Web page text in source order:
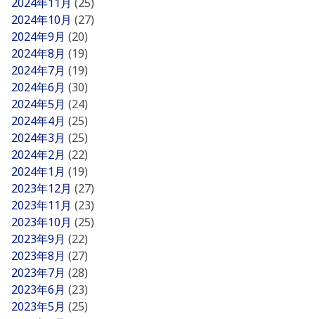
2024年10月 (27)
2024年9月 (20)
2024年8月 (19)
2024年7月 (19)
2024年6月 (30)
2024年5月 (24)
2024年4月 (25)
2024年3月 (25)
2024年2月 (22)
2024年1月 (19)
2023年12月 (27)
2023年11月 (23)
2023年10月 (25)
2023年9月 (22)
2023年8月 (27)
2023年7月 (28)
2023年6月 (23)
2023年5月 (25)